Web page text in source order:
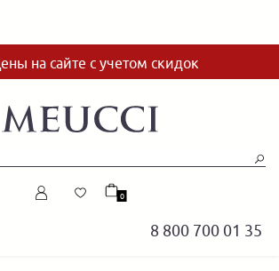
на сайте с учетом скидок
8 800 700 01 35
0